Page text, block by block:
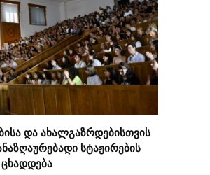
და ახალგაზრდებისთვის
სტაჟირების